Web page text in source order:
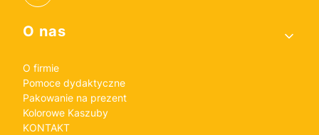
Linki w stopce
O nas
O firmie
Pomoce dydaktyczne
Pakowanie na prezent
Kolorowe Kaszuby
KONTAKT